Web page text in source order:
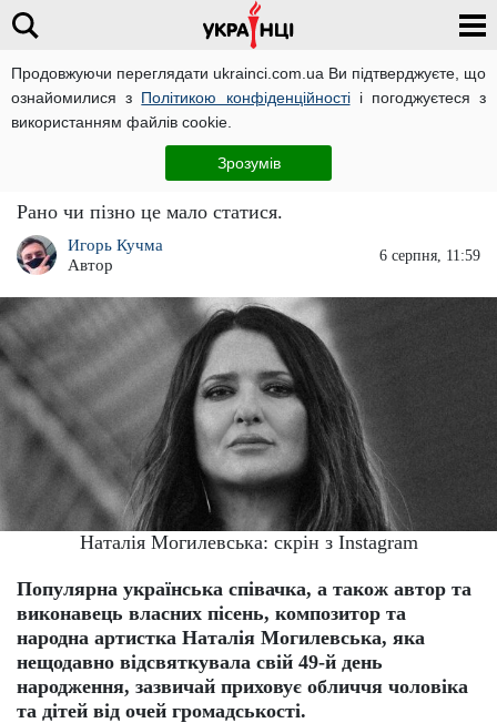
Продовжуючи переглядати ukrainci.com.ua Ви підтверджуєте, що
ознайомилися з Політикою конфіденційностіі погоджуєтеся з
використанням файлів cookie.
Зрозумів
Головний секрет Наталії Могилевської
"злили" у мережу: таємне стало явним
Рано чи пізно це мало статися.
Игорь Кучма
Автор
6 серпня, 11:59
Наталія Могилевська: скрін з Instagram
Популярна українська співачка, а також автор та
виконавець власних пісень, композитор та
народна артистка Наталія Могилевська, яка
нещодавно відсвяткувала свій 49-й день
народження, зазвичай приховує обличчя чоловіка
та дітей від очей громадськості.